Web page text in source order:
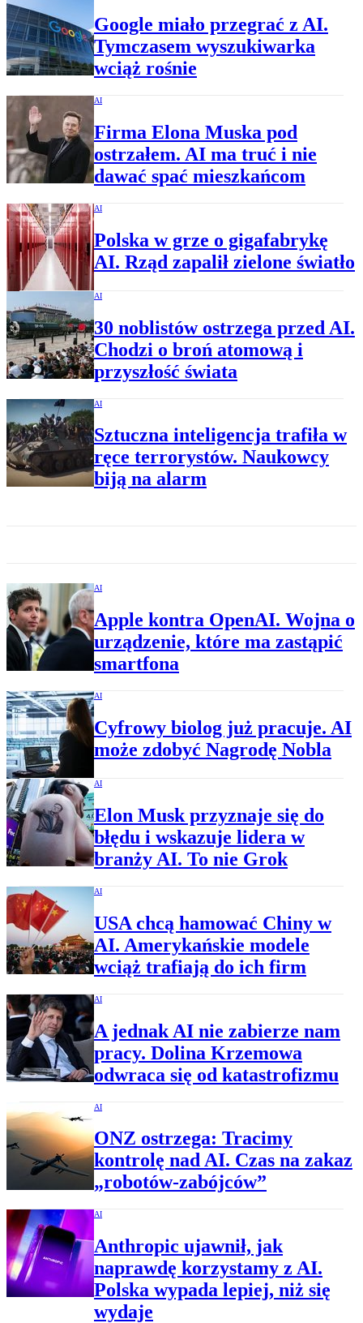
Google miało przegrać z AI.
Tymczasem wyszukiwarka
wciąż rośnie
AI
Firma Elona Muska pod
ostrzałem. AI ma truć i nie
dawać spać mieszkańcom
AI
Polska w grze o gigafabrykę
AI. Rząd zapalił zielone światło
AI
30 noblistów ostrzega przed AI.
Chodzi o broń atomową i
przyszłość świata
AI
Sztuczna inteligencja trafiła w
ręce terrorystów. Naukowcy
biją na alarm
AI
Apple kontra OpenAI. Wojna o
urządzenie, które ma zastąpić
smartfona
AI
Cyfrowy biolog już pracuje. AI
może zdobyć Nagrodę Nobla
AI
Elon Musk przyznaje się do
błędu i wskazuje lidera w
branży AI. To nie Grok
AI
USA chcą hamować Chiny w
AI. Amerykańskie modele
wciąż trafiają do ich firm
AI
A jednak AI nie zabierze nam
pracy. Dolina Krzemowa
odwraca się od katastrofizmu
AI
ONZ ostrzega: Tracimy
kontrolę nad AI. Czas na zakaz
„robotów-zabójców”
AI
Anthropic ujawnił, jak
naprawdę korzystamy z AI.
Polska wypada lepiej, niż się
wydaje